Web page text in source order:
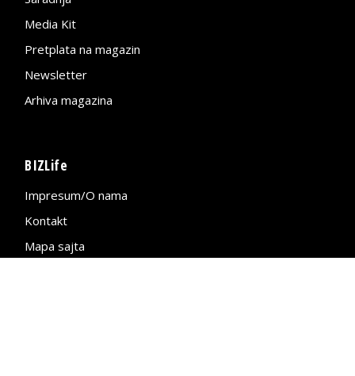
Media Kit
Pretplata na magazin
Newsletter
Arhiva magazina
BIZLife
Impresum/O nama
Kontakt
Mapa sajta